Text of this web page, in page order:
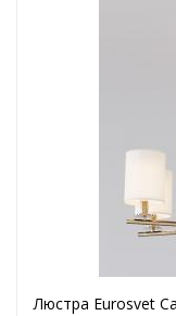
Люстра Eurosvet